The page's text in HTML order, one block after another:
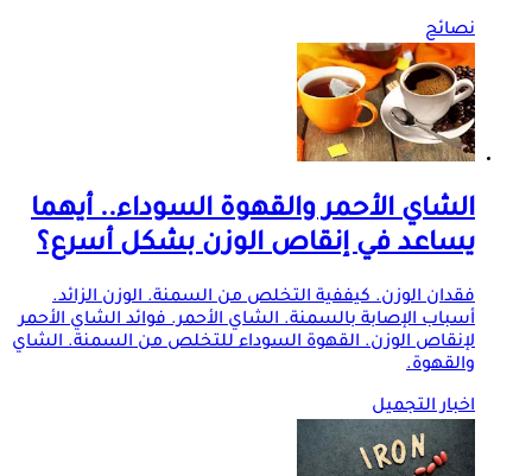
نصائح
الشاي الأحمر والقهوة السوداء.. أيهما
يساعد في إنقاص الوزن بشكل أسرع؟
فقدان الوزن. كيففية التخلص من السمنة. الوزن الزائد.
أسباب الإصابة بالسمنة. الشاي الأحمر. فوائد الشاي الأحمر
لإنقاص الوزن. القهوة السوداء للتخلص من السمنة. الشاي
والقهوة.
اخبار التجميل